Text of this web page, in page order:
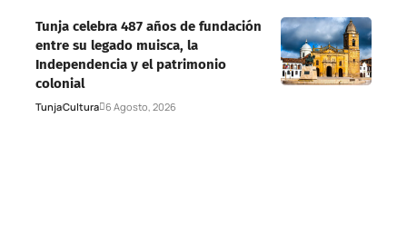
Tunja celebra 487 años de fundación
entre su legado muisca, la
Independencia y el patrimonio
colonial
TunjaCultura 6 Agosto, 2026